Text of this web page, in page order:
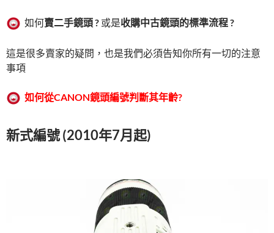
如何賣二手鏡頭 ? 或是收購中古鏡頭的標準流程 ?
這是很多賣家的疑問，也是我們必須告知你所有一切的注意
事項
如何從CANON鏡頭編號判斷其年齡?
新式編號 (2010年7月起)